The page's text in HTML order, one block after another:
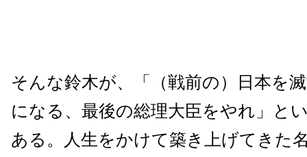
そんな鈴木が、「（戦前の）日本を
になる、最後の総理大臣をやれ」と
ある。人生をかけて築き上げてきた